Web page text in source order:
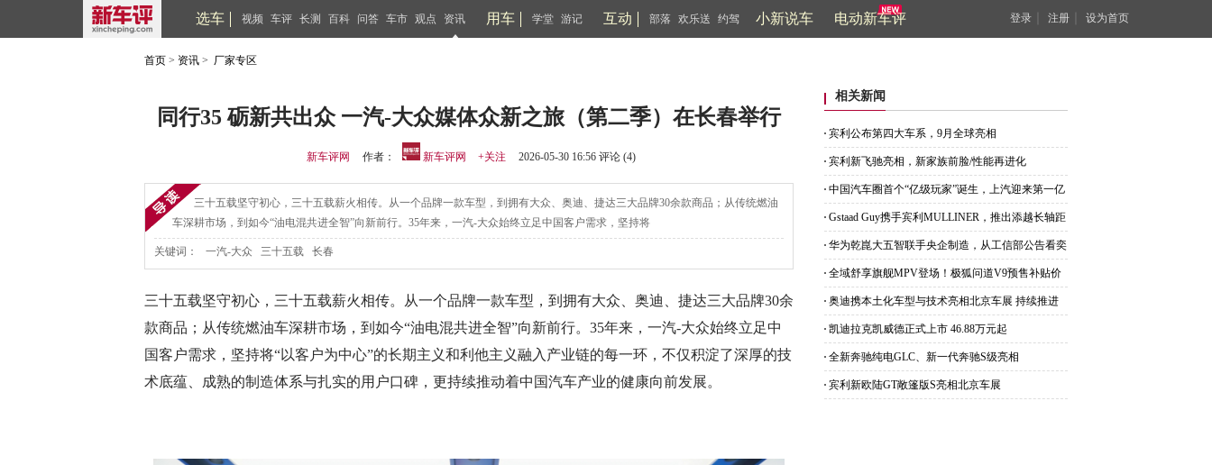
选车 视频 车评 长测 百科 问答 车市 观点 资讯 用车 学堂 游记 互动 部落 欢乐送 约驾 小新说车 电动新车评 登录 注册 设为首页
首页 > 资讯 > 厂家专区
同行35 砺新共出众 一汽-大众媒体众新之旅（第二季）在长春举行
新车评网 作者： 新车评网 +关注 2026-05-30 16:56 评论 (4)
三十五载坚守初心，三十五载薪火相传。从一个品牌一款车型，到拥有大众、奥迪、捷达三大品牌30余款商品；从传统燃油
车深耕市场，到如今“油电混共进全智”向新前行。35年来，一汽-大众始终立足中国客户需求，坚持将
关键词： 一汽-大众 三十五载 长春
三十五载坚守初心，三十五载薪火相传。从一个品牌一款车型，到拥有大众、奥迪、捷达三大品牌30余
款商品；从传统燃油车深耕市场，到如今“油电混共进全智”向新前行。35年来，一汽-大众始终立足中
国客户需求，坚持将“以客户为中心”的长期主义和利他主义融入产业链的每一环，不仅积淀了深厚的技
术底蕴、成熟的制造体系与扎实的用户口碑，更持续推动着中国汽车产业的健康向前发展。
相关新闻
宾利公布第四大车系，9月全球亮相
宾利新飞驰亮相，新家族前脸/性能再进化
中国汽车圈首个“亿级玩家”诞生，上汽迎来第一亿
位车主
Gstaad Guy携手宾利MULLINER，推出添越长轴距
CHALET版
华为乾崑大五智联手央企制造，从工信部公告看奕
派M8底气
全域舒享旗舰MPV登场！极狐问道V9预售补贴价
21.99万起
奥迪携本土化车型与技术亮相北京车展 持续推进
在华产品布局
凯迪拉克凯威德正式上市 46.88万元起
全新奔驰纯电GLC、新一代奔驰S级亮相
宾利新欧陆GT敞篷版S亮相北京车展